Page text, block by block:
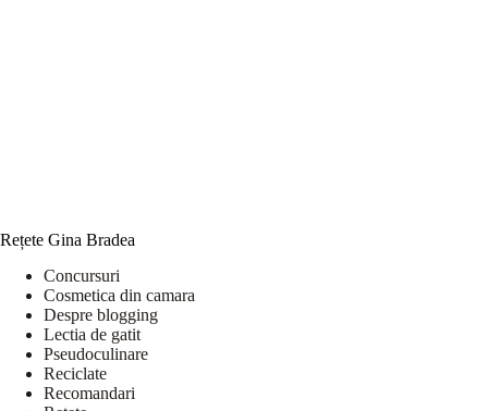
Rețete Gina Bradea
Concursuri
Cosmetica din camara
Despre blogging
Lectia de gatit
Pseudoculinare
Reciclate
Recomandari